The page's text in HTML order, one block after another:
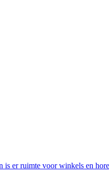
er ruimte voor winkels en